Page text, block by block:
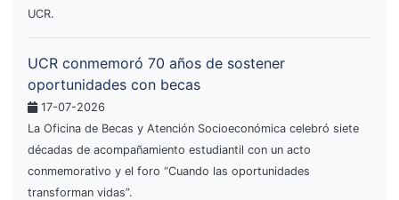
UCR.
UCR conmemoró 70 años de sostener
oportunidades con becas
17-07-2026
La Oficina de Becas y Atención Socioeconómica celebró siete
décadas de acompañamiento estudiantil con un acto
conmemorativo y el foro “Cuando las oportunidades
transforman vidas”.